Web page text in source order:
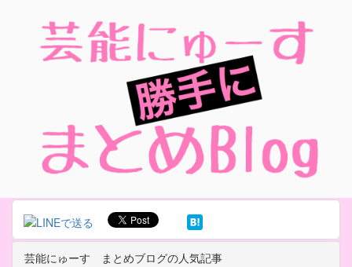
芸能にゅーす まとめブログの人気記事